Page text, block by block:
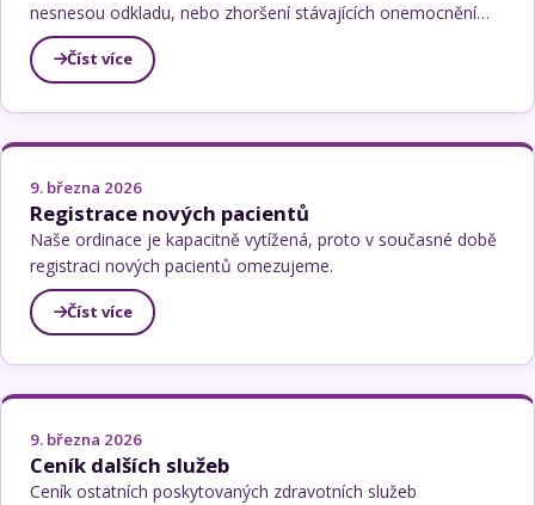
nesnesou odkladu, nebo zhoršení stávajících onemocnění…
Číst více
9. března 2026
Registrace nových pacientů
Naše ordinace je kapacitně vytížená, proto v současné době
registraci nových pacientů omezujeme.
Číst více
9. března 2026
Ceník dalších služeb
Ceník ostatních poskytovaných zdravotních služeb